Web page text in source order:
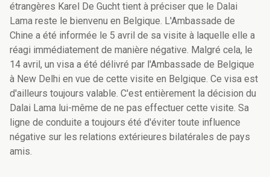
étrangères Karel De Gucht tient à préciser que le Dalai
Lama reste le bienvenu en Belgique. L'Ambassade de
Chine a été informée le 5 avril de sa visite à laquelle elle a
réagi immédiatement de manière négative. Malgré cela, le
14 avril, un visa a été délivré par l'Ambassade de Belgique
à New Delhi en vue de cette visite en Belgique. Ce visa est
d'ailleurs toujours valable. C'est entièrement la décision du
Dalai Lama lui-même de ne pas effectuer cette visite. Sa
ligne de conduite a toujours été d'éviter toute influence
négative sur les relations extérieures bilatérales de pays
amis.